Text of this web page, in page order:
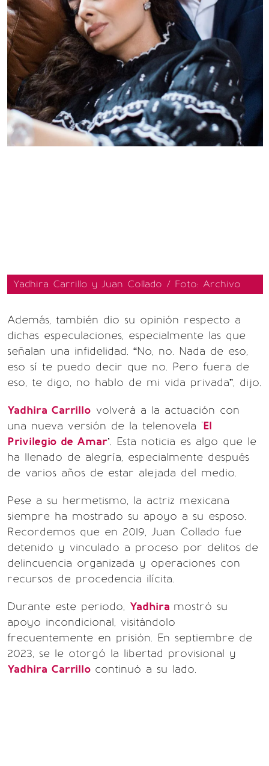
Yadhira Carrillo y Juan Collado / Foto: Archivo
Además, también dio su opinión respecto a
dichas especulaciones, especialmente las que
señalan una infidelidad. “No, no. Nada de eso,
eso sí te puedo decir que no. Pero fuera de
eso, te digo, no hablo de mi vida privada”, dijo.
Yadhira Carrillo volverá a la actuación con
una nueva versión de la telenovela 'El
Privilegio de Amar’. Esta noticia es algo que le
ha llenado de alegría, especialmente después
de varios años de estar alejada del medio.
Pese a su hermetismo, la actriz mexicana
siempre ha mostrado su apoyo a su esposo.
Recordemos que en 2019, Juan Collado fue
detenido y vinculado a proceso por delitos de
delincuencia organizada y operaciones con
recursos de procedencia ilícita.
Durante este periodo, Yadhira mostró su
apoyo incondicional, visitándolo
frecuentemente en prisión. En septiembre de
2023, se le otorgó la libertad provisional y
Yadhira Carrillo continuó a su lado.